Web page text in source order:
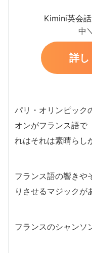
Kimini英会
中
詳し
パリ・オリンピック
オンがフランス語で
れはそれは素晴らし
フランス語の響きや
りさせるマジックが
フランスのシャンソ